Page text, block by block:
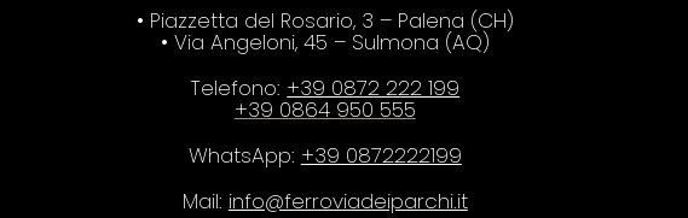
• Piazzetta del Rosario, 3 – Palena (CH)
• Via Angeloni, 45 – Sulmona (AQ)
Telefono: +39 0872 222 199
+39 0864 950 555
WhatsApp: +39 0872222199
Mail: info@ferroviadeiparchi.it